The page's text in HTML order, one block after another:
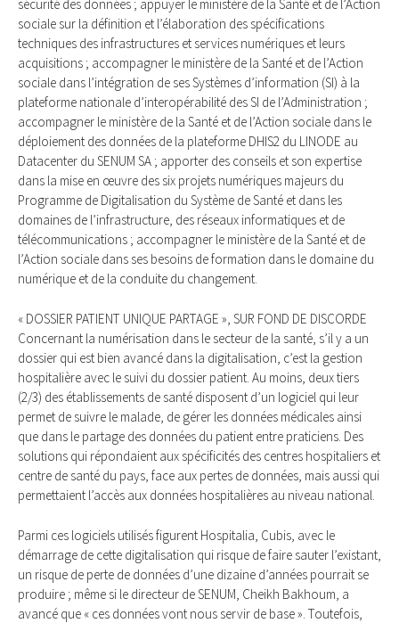
sécurité des données ; appuyer le ministère de la Santé et de l’Action
sociale sur la définition et l’élaboration des spécifications
techniques des infrastructures et services numériques et leurs
acquisitions ; accompagner le ministère de la Santé et de l’Action
sociale dans l’intégration de ses Systèmes d’information (SI) à la
plateforme nationale d’interopérabilité des SI de l’Administration ;
accompagner le ministère de la Santé et de l’Action sociale dans le
déploiement des données de la plateforme DHIS2 du LINODE au
Datacenter du SENUM SA ; apporter des conseils et son expertise
dans la mise en œuvre des six projets numériques majeurs du
Programme de Digitalisation du Système de Santé et dans les
domaines de l’infrastructure, des réseaux informatiques et de
télécommunications ; accompagner le ministère de la Santé et de
l’Action sociale dans ses besoins de formation dans le domaine du
numérique et de la conduite du changement.
« DOSSIER PATIENT UNIQUE PARTAGE », SUR FOND DE DISCORDE
Concernant la numérisation dans le secteur de la santé, s’il y a un
dossier qui est bien avancé dans la digitalisation, c’est la gestion
hospitalière avec le suivi du dossier patient. Au moins, deux tiers
(2/3) des établissements de santé disposent d’un logiciel qui leur
permet de suivre le malade, de gérer les données médicales ainsi
que dans le partage des données du patient entre praticiens. Des
solutions qui répondaient aux spécificités des centres hospitaliers et
centre de santé du pays, face aux pertes de données, mais aussi qui
permettaient l’accès aux données hospitalières au niveau national.
Parmi ces logiciels utilisés figurent Hospitalia, Cubis, avec le
démarrage de cette digitalisation qui risque de faire sauter l’existant,
un risque de perte de données d’une dizaine d’années pourrait se
produire ; même si le directeur de SENUM, Cheikh Bakhoum, a
avancé que « ces données vont nous servir de base ». Toutefois,